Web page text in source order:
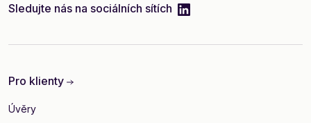
Sledujte nás na sociálních sítích linkedIn
Pro klienty
Úvěry